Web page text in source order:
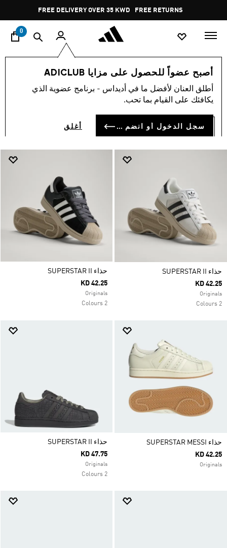
Pause
promotion
rotation
FREE RETURNS
0
أصبح عضواً للحصول على مزايا ADICLUB
أطلق العنان لأفضل ما في أديداس - برنامج عضوية الذي
يكافئك على القيام بما تحب.
سجل الدخول أو انضم الآن أغلق
الرجال أحذية أوريجينالز
SUPERSTAR (44)
حذاء SUPERSTAR II
KD 42.25
Originals
2 Colours
حذاء SUPERSTAR II
KD 42.25
Originals
2 Colours
حذاء SUPERSTAR MESSI
KD 42.25
Originals
حذاء SUPERSTAR II
KD 47.75
Originals
2 Colours